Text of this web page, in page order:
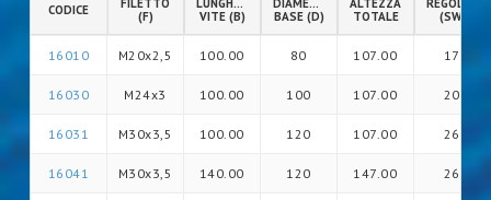
CODICE
(F)
VITE (B)
BASE (D)
TOTALE
(SW)
16010 M20x2,5 100.00 80 107.00 17
16030 M24x3 100.00 100 107.00 20
16031 M30x3,5 100.00 120 107.00 26
16041 M30x3,5 140.00 120 147.00 26